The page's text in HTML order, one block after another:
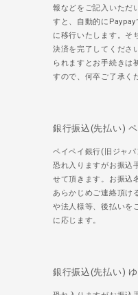
報などをご記入いただ
すと、自動的に
に移行いたします。そ
決済を完了してくださ
られますとお手続きは
すので、何卒ご了承く
銀行振込(先払い)
ペイペイ銀行(旧ジャ
恐れ入りますがお振込
せて頂きます。お振込
あらかじめご連絡頂け
や法人様等、後払いを
に応じます。
銀行振込(先払い)